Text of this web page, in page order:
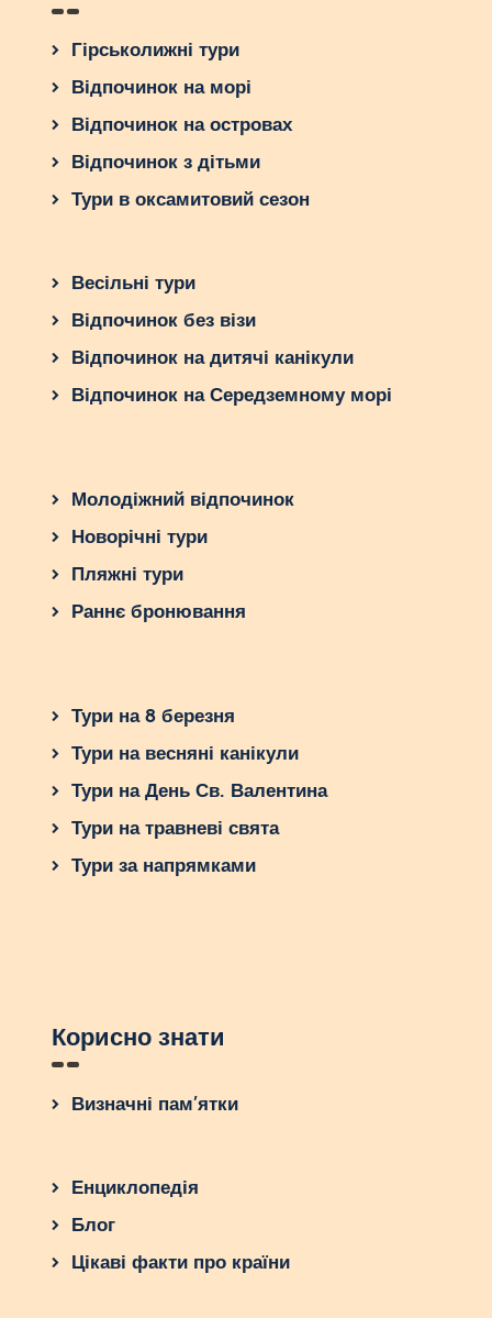
Гірськолижні тури
Відпочинок на морі
Відпочинок на островах
Відпочинок з дітьми
Тури в оксамитовий сезон
Весільні тури
Відпочинок без візи
Відпочинок на дитячі канікули
Відпочинок на Середземному морі
Молодіжний відпочинок
Новорічні тури
Пляжні тури
Раннє бронювання
Тури на 8 березня
Тури на весняні канікули
Тури на День Св. Валентина
Тури на травневі свята
Тури за напрямками
Корисно знати
Визначні пам’ятки
Енциклопедія
Блог
Цікаві факти про країни